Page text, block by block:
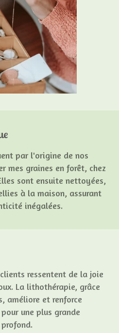
par l'origine de nos
mes graines en forêt, chez
sont ensuite nettoyées,
à la maison, assurant
inégalées.
ressentent de la joie
La lithothérapie, grâce
améliore et renforce
une plus grande